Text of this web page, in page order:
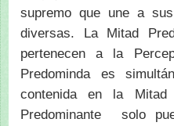
supremo que une a
diversas. La Mitad
pertenecen a la
Predominda es
contenida en la Mitad
Predominante solo